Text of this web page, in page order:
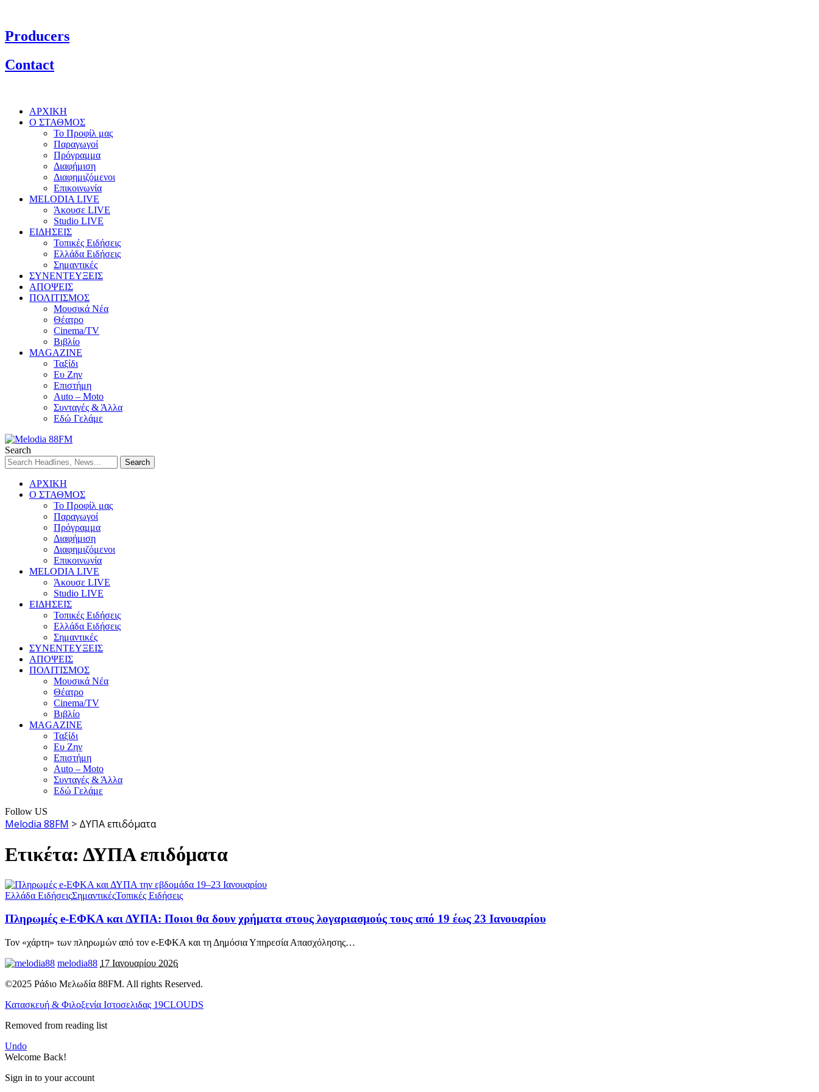
Producers
Contact
ΑΡΧΙΚΗ
Ο ΣΤΑΘΜΟΣ
Το Προφίλ μας
Παραγωγοί
Πρόγραμμα
Διαφήμιση
Διαφημιζόμενοι
Επικοινωνία
MELODIA LIVE
Άκουσε LIVE
Studio LIVE
ΕΙΔΗΣΕΙΣ
Τοπικές Ειδήσεις
Ελλάδα Ειδήσεις
Σημαντικές
ΣΥΝΕΝΤΕΥΞΕΙΣ
ΑΠΟΨΕΙΣ
ΠΟΛΙΤΙΣΜΟΣ
Μουσικά Νέα
Θέατρο
Cinema/TV
Βιβλίο
MAGAZINE
Ταξίδι
Ευ Ζην
Επιστήμη
Auto – Moto
Συνταγές & Άλλα
Εδώ Γελάμε
Search
ΑΡΧΙΚΗ
Ο ΣΤΑΘΜΟΣ
Το Προφίλ μας
Παραγωγοί
Πρόγραμμα
Διαφήμιση
Διαφημιζόμενοι
Επικοινωνία
MELODIA LIVE
Άκουσε LIVE
Studio LIVE
ΕΙΔΗΣΕΙΣ
Τοπικές Ειδήσεις
Ελλάδα Ειδήσεις
Σημαντικές
ΣΥΝΕΝΤΕΥΞΕΙΣ
ΑΠΟΨΕΙΣ
ΠΟΛΙΤΙΣΜΟΣ
Μουσικά Νέα
Θέατρο
Cinema/TV
Βιβλίο
MAGAZINE
Ταξίδι
Ευ Ζην
Επιστήμη
Auto – Moto
Συνταγές & Άλλα
Εδώ Γελάμε
Follow US
Melodia 88FM > ΔΥΠΑ επιδόματα
Ετικέτα: ΔΥΠΑ επιδόματα
Ελλάδα ΕιδήσειςΣημαντικέςΤοπικές Ειδήσεις
Πληρωμές e-ΕΦΚΑ και ΔΥΠΑ: Ποιοι θα δουν χρήματα στους λογαριασμούς τους από 19 έως 23 Ιανουαρίου
Τον «χάρτη» των πληρωμών από τον e-ΕΦΚΑ και τη Δημόσια Υπηρεσία Απασχόλησης…
melodia88 17 Ιανουαρίου 2026
©2025 Ράδιο Μελωδία 88FM. All rights Reserved.
Κατασκευή & Φιλοξενία Ιστοσελιδας 19CLOUDS
Removed from reading list
Undo
Welcome Back!
Sign in to your account